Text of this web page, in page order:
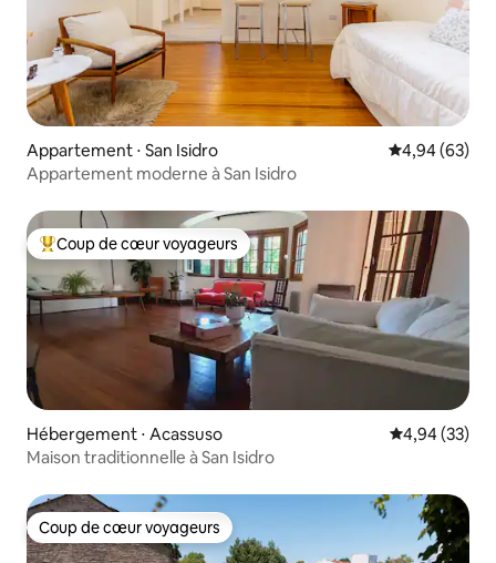
Appartement ⋅ San Isidro Évaluation
4,94 (63)
Appartement moderne à San Isidro
Coups de cœur voyageurs les plus appréciés
Coup de cœur voyageurs
Hébergement ⋅ Acassuso Évaluation
4,94 (33)
Maison traditionnelle à San Isidro
Coup de cœur voyageurs
Coup de cœur voyageurs